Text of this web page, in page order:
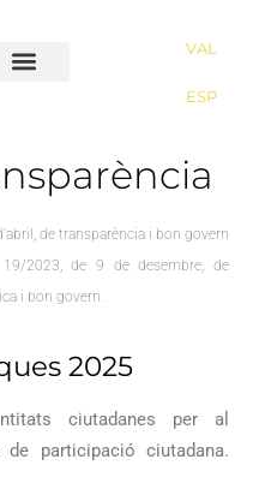
VAL
ESP
de transparència i bon govern
2023, de 9 de desembre, de
i bon govern.
2025
ciutadanes per al
participació ciutadana.